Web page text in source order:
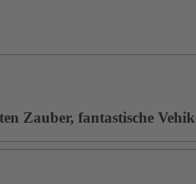
Zauber, fantastische